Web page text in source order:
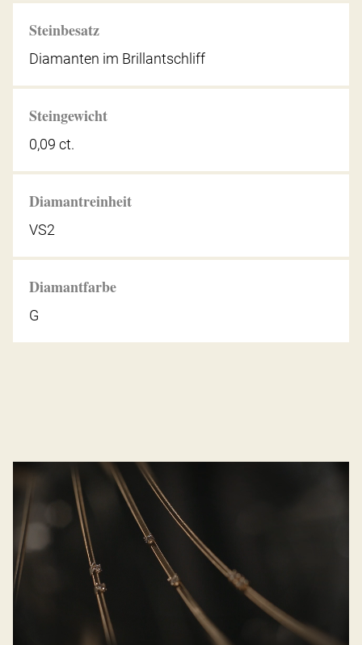
Steinbesatz
Diamanten im Brillantschliff
Steingewicht
0,09 ct.
Diamantreinheit
VS2
Diamantfarbe
G